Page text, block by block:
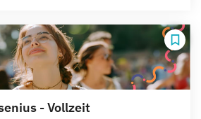
- Vollzeit